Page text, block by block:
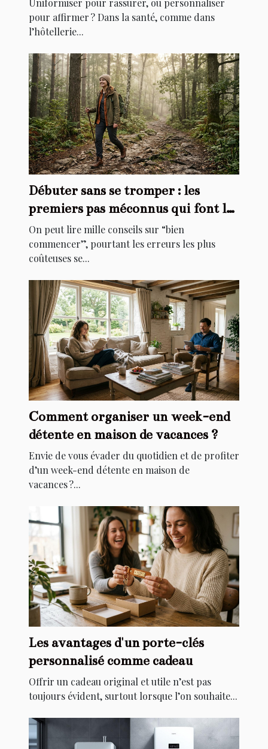
Uniformiser pour rassurer, ou personnaliser
pour affirmer ? Dans la santé, comme dans
l’hôtellerie...
Débuter sans se tromper : les
premiers pas méconnus qui font la
différence
On peut lire mille conseils sur “bien
commencer”, pourtant les erreurs les plus
coûteuses se...
Comment organiser un week-end
détente en maison de vacances ?
Envie de vous évader du quotidien et de profiter
d’un week-end détente en maison de
vacances ?...
Les avantages d'un porte-clés
personnalisé comme cadeau
Offrir un cadeau original et utile n’est pas
toujours évident, surtout lorsque l’on souhaite...